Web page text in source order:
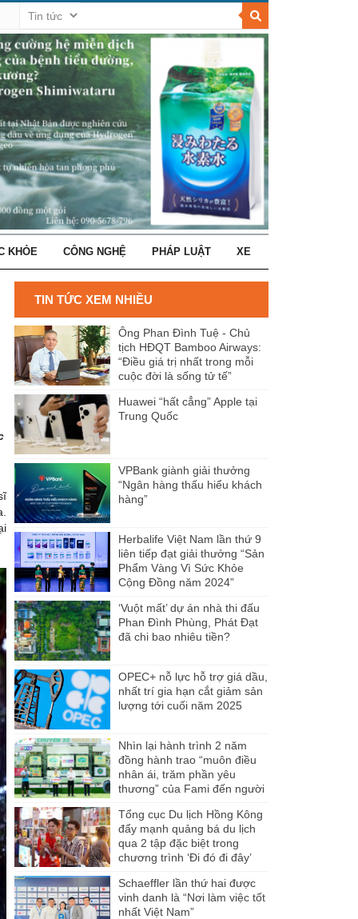
KHỎE CÔNG NGHỆ PHÁP LUẬT XE
TIN TỨC XEM NHIỀU
Ông Phan Đình Tuệ - Chủ
tịch HĐQT Bamboo Airways:
“Điều giá trị nhất trong mỗi
cuộc đời là sống tử tế”
Huawei “hất cẳng” Apple tại
Trung Quốc
VPBank giành giải thưởng
“Ngân hàng thấu hiểu khách
hàng”
Herbalife Việt Nam lần thứ 9
liên tiếp đạt giải thưởng “Sản
Phẩm Vàng Vì Sức Khỏe
Cộng Đồng năm 2024”
‘Vuột mất’ dự án nhà thi đấu
Phan Đình Phùng, Phát Đạt
đã chi bao nhiêu tiền?
OPEC+ nỗ lực hỗ trợ giá dầu,
nhất trí gia hạn cắt giảm sản
lượng tới cuối năm 2025
Nhìn lại hành trình 2 năm
đồng hành trao “muôn điều
nhân ái, trăm phần yêu
thương” của Fami đến người
Tổng cục Du lịch Hồng Kông
đẩy mạnh quảng bá du lịch
qua 2 tập đặc biệt trong
chương trình ‘Đi đó đi đây’
Schaeffler lần thứ hai được
vinh danh là “Nơi làm việc tốt
nhất Việt Nam”